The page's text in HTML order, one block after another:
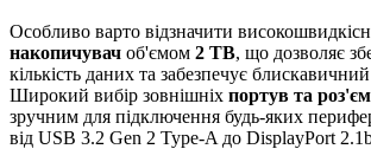
Особливо варто відзначити
накопичувач об'ємом 2 TB, що дозволяє
кількість даних та забезпечує
Широкий вибір зовнішніх портув та
зручним для підключення будь-яких
від USB 3.2 Gen 2 Type-A до DisplayPort